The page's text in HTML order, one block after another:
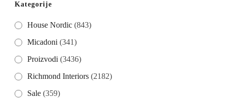
Kategorije
House Nordic (843)
Micadoni (341)
Proizvodi (3436)
Richmond Interiors (2182)
Sale (359)